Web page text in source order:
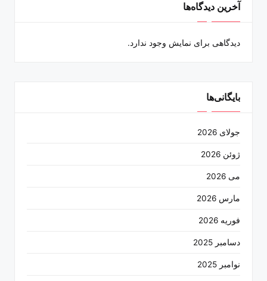
آخرین دیدگاه‌ها
دیدگاهی برای نمایش وجود ندارد.
بایگانی‌ها
جولای 2026
ژوئن 2026
می 2026
مارس 2026
فوریه 2026
دسامبر 2025
نوامبر 2025